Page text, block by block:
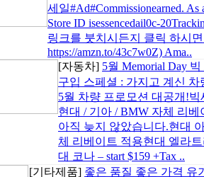
세일#Ad#Commissionearned. As
Store ID isessencedail0c-
링크를 붓치시든지 클릭 하시면
https://amzn.to/43c7w0Z) Ama..
[자동차] 5월 Memorial Day
구입 스페셜 : 가지고 계신 차
5월 차량 프로모션 대공개!
현대 / 기아 / BMW 자체 리
아직 늦지 않았습니다.현대
체 리베이트 적용현대 엘라트
대 코나 – start $159 +Tax ..
[기타제품] 좋은 품질 좋은 가격 유